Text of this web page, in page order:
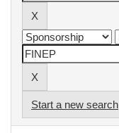
Start a new search